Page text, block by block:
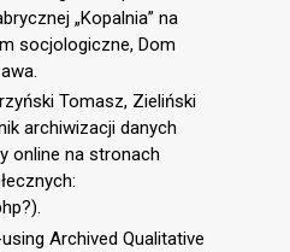
„Kopalnia” na
socjologiczne, Dom
Tomasz, Zieliński
archiwizacji danych
online na stronach
Archived Qualitative